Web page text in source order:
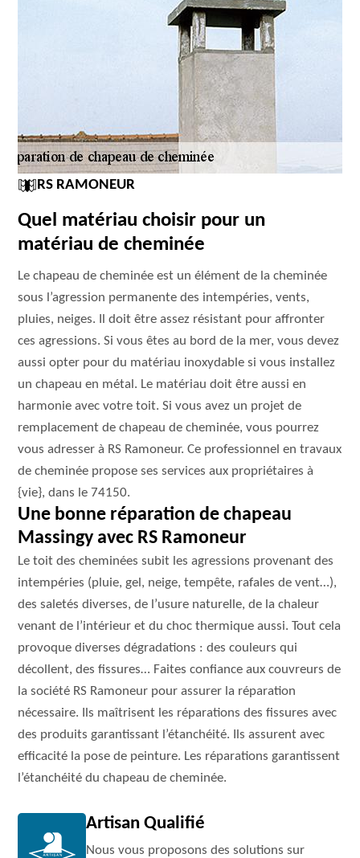
RS RAMONEUR
Quel matériau choisir pour un
matériau de cheminée
Le chapeau de cheminée est un élément de la cheminée
sous l’agression permanente des intempéries, vents,
pluies, neiges. Il doit être assez résistant pour affronter
ces agressions. Si vous êtes au bord de la mer, vous devez
aussi opter pour du matériau inoxydable si vous installez
un chapeau en métal. Le matériau doit être aussi en
harmonie avec votre toit. Si vous avez un projet de
remplacement de chapeau de cheminée, vous pourrez
vous adresser à RS Ramoneur. Ce professionnel en travaux
de cheminée propose ses services aux propriétaires à
{vie}, dans le 74150.
Une bonne réparation de chapeau
Massingy avec RS Ramoneur
Le toit des cheminées subit les agressions provenant des
intempéries (pluie, gel, neige, tempête, rafales de vent…),
des saletés diverses, de l’usure naturelle, de la chaleur
venant de l’intérieur et du choc thermique aussi. Tout cela
provoque diverses dégradations : des couleurs qui
décollent, des fissures… Faites confiance aux couvreurs de
la société RS Ramoneur pour assurer la réparation
nécessaire. Ils maîtrisent les réparations des fissures avec
des produits garantissant l’étanchéité. Ils assurent avec
efficacité la pose de peinture. Les réparations garantissent
l’étanchéité du chapeau de cheminée.
Artisan Qualifié
Nous vous proposons des solutions sur